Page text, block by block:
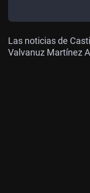
Las noticias de
Valvanuz Martínez